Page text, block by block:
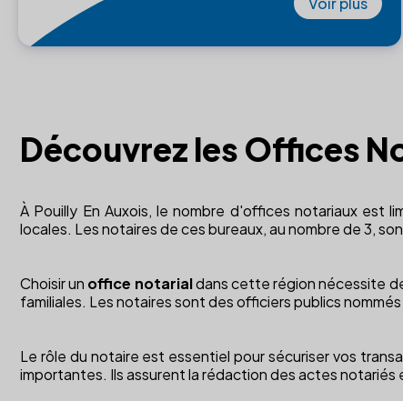
Découvrez les Offices
À Pouilly En Auxois, le nombre d'offices notariaux est
locales. Les notaires de ces bureaux, au nombre de 3,
Choisir un office notarialdans cette région nécessite
familiales. Les notaires sont des officiers publics
Le rôle du notaire est essentiel pour sécuriser vos
importantes. Ils assurent la rédaction des actes notariés